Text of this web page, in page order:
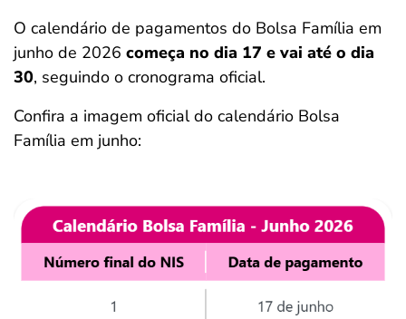
O calendário de pagamentos do Bolsa Família em
junho de 2026 começa no dia 17 e vai até o dia
30, seguindo o cronograma oficial.
Confira a imagem oficial do calendário Bolsa
Família em junho: